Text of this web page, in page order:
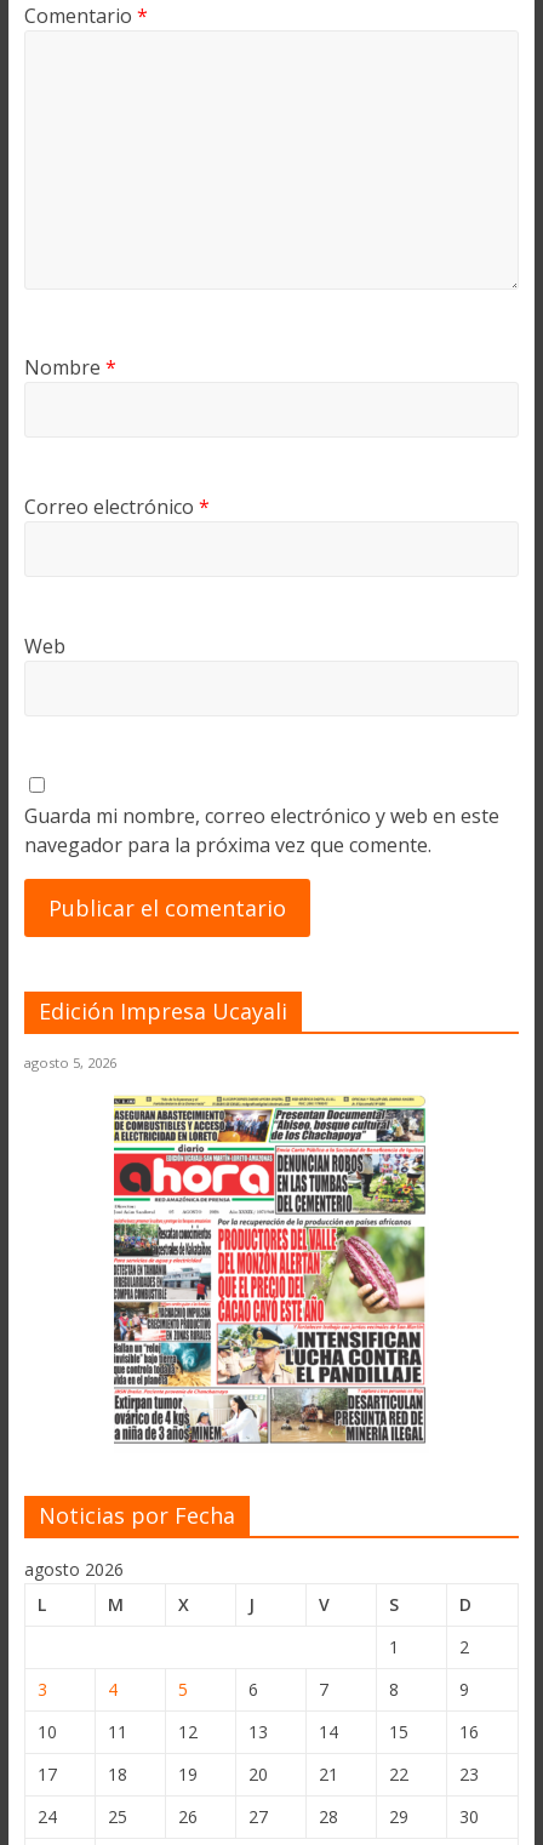
Comentario *
Nombre *
Correo electrónico *
Web
Guarda mi nombre, correo electrónico y web en este
navegador para la próxima vez que comente.
Edición Impresa Ucayali
agosto 5, 2026
Noticias por Fecha
agosto 2026
L
M X J V S
D
1
2
3
4 5 6 7 8
9
10
11 12 13 14 15
16
17
18 19 20 21 22
23
24
25 26 27 28 29
30